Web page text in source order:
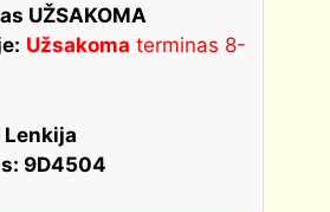
UŽSAKOMA
Užsakoma terminas 8-
9D4504